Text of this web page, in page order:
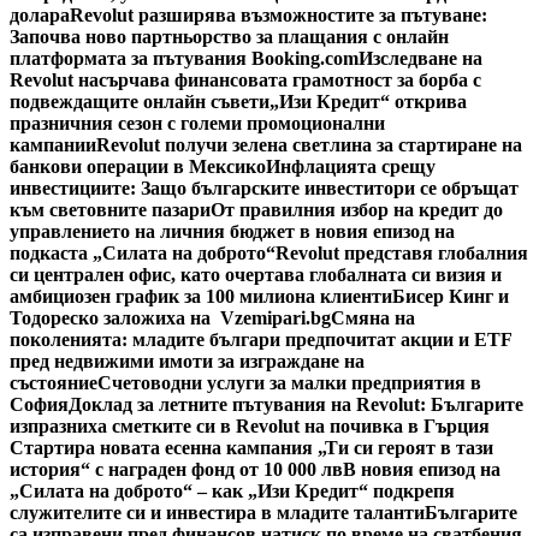
долараRevolut разширява възможностите за пътуване:
Започва ново партньорство за плащания с онлайн
платформата за пътувания Booking.comИзследване на
Revolut насърчава финансовата грамотност за борба с
подвеждащите онлайн съвети„Изи Кредит“ открива
празничния сезон с големи промоционални
кампанииRevolut получи зелена светлина за стартиране на
банкови операции в МексикоИнфлацията срещу
инвестициите: Защо българските инвеститори се обръщат
към световните пазариОт правилния избор на кредит до
управлението на личния бюджет в новия епизод на
подкаста „Силата на доброто“Revolut представя глобалния
си централен офис, като очертава глобалната си визия и
амбициозен график за 100 милиона клиентиБисер Кинг и
Тодореско заложиха на Vzemipari.bgСмяна на
поколенията: младите българи предпочитат акции и ETF
пред недвижими имоти за изграждане на
състояниеСчетоводни услуги за малки предприятия в
СофияДоклад за летните пътувания на Revolut: Българите
изпразниха сметките си в Revolut на почивка в Гърция
Стартира новата есенна кампания „Ти си героят в тази
история“ с награден фонд от 10 000 лвВ новия епизод на
„Силата на доброто“ – как „Изи Кредит“ подкрепя
служителите си и инвестира в младите талантиБългарите